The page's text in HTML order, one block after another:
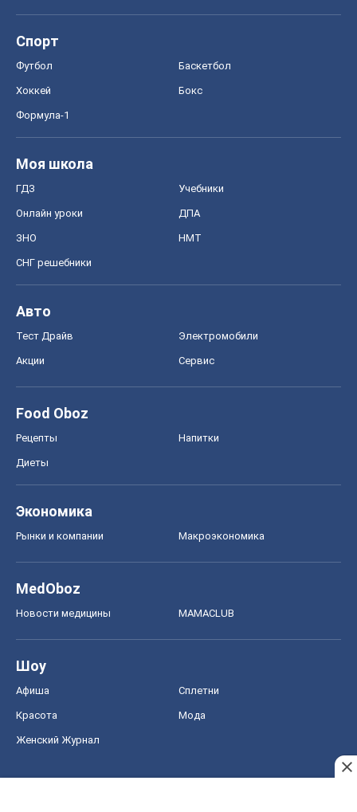
Спорт
Футбол Баскетбол
Хоккей Бокс
Формула-1
Моя школа
ГДЗ Учебники
Онлайн уроки ДПА
ЗНО НМТ
СНГ решебники
Авто
Тест Драйв Электромобили
Акции Сервис
Food Oboz
Рецепты Напитки
Диеты
Экономика
Рынки и компании Mакроэкономика
MedOboz
Новости медицины MAMACLUB
Шоу
Афиша Сплетни
Красота Мода
Женский Журнал